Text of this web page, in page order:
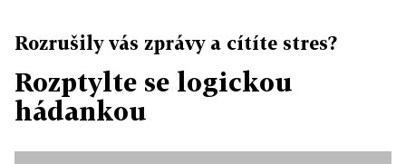
Rozrušily vás zprávy a cítíte stres?
Rozptylte se logickou
hádankou